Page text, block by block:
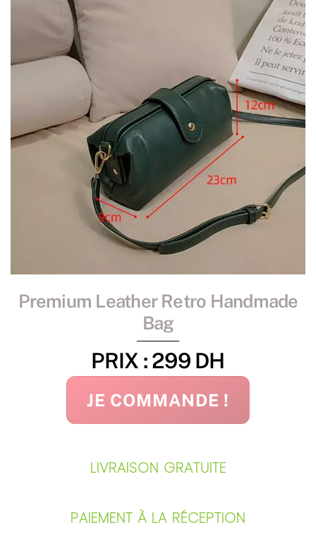
Premium Leather Retro Handmade
Bag
PRIX : 299 DH
JE COMMANDE !
LIVRAISON GRATUITE
PAIEMENT À LA RÉCEPTION